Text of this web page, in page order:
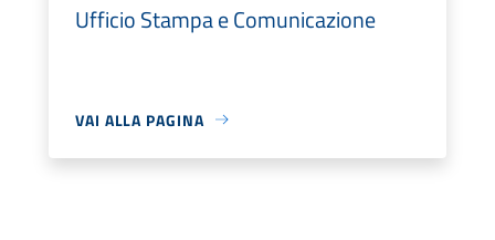
Ufficio Stampa e Comunicazione
VAI ALLA PAGINA